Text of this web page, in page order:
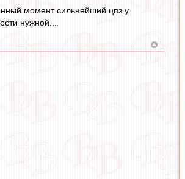
момент сильнейший цпз у
нужной...